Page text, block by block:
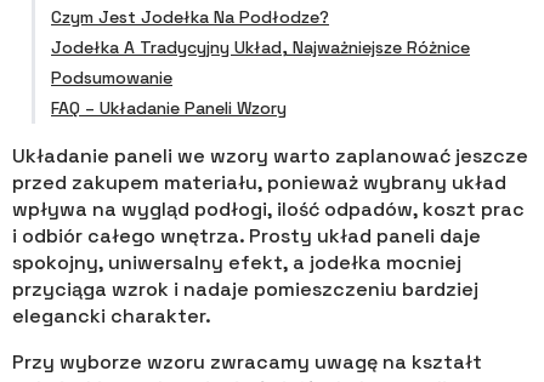
Czym Jest Jodełka Na Podłodze?
Jodełka A Tradycyjny Układ, Najważniejsze Różnice
Podsumowanie
FAQ – Układanie Paneli Wzory
Układanie paneli we wzory warto zaplanować jeszcze
przed zakupem materiału, ponieważ wybrany układ
wpływa na wygląd podłogi, ilość odpadów, koszt prac
i odbiór całego wnętrza. Prosty układ paneli daje
spokojny, uniwersalny efekt, a jodełka mocniej
przyciąga wzrok i nadaje pomieszczeniu bardziej
elegancki charakter.
Przy wyborze wzoru zwracamy uwagę na kształt